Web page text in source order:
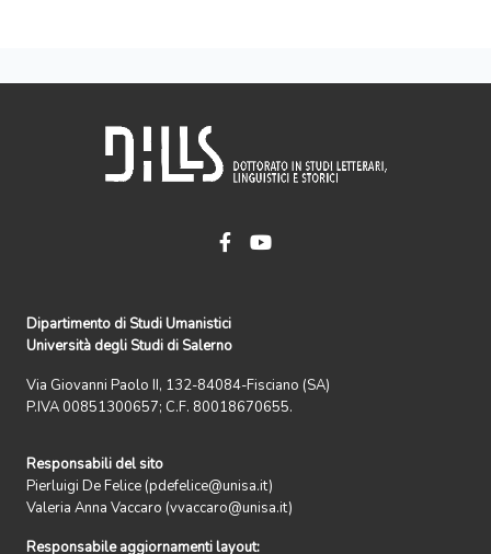
Dipartimento di Studi Umanistici
Università degli Studi di Salerno
Via Giovanni Paolo II, 132-84084-Fisciano (SA)
P.IVA 00851300657; C.F. 80018670655.
Responsabili del sito
Pierluigi De Felice (pdefelice@unisa.it)
Valeria Anna Vaccaro (vvaccaro@unisa.it)
Responsabile aggiornamenti layout: